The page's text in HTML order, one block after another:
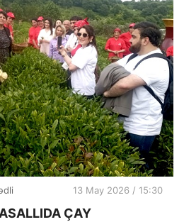
13 May 2026 / 15:30
ÇAY